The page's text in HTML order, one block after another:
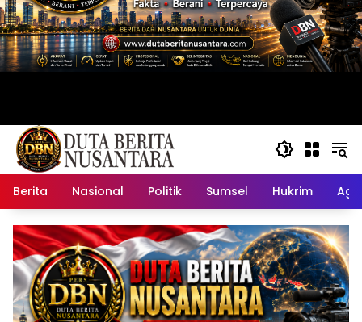
Berita Nasional Politik Sumsel Hukrim